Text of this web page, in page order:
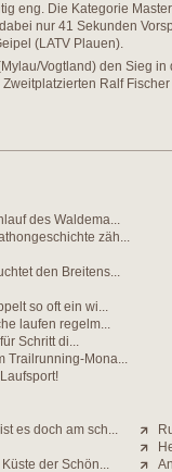
eng. Die Kategorie
nur 41 Sekunden
(LATV Plauen).
Vogtland) den Sieg in
Ralf
des Waldema...
zäh...
den Breitens...
so oft ein wi...
laufen regelm...
Schritt di...
Trailrunning-Mona...
es doch am sch...
der Schön...